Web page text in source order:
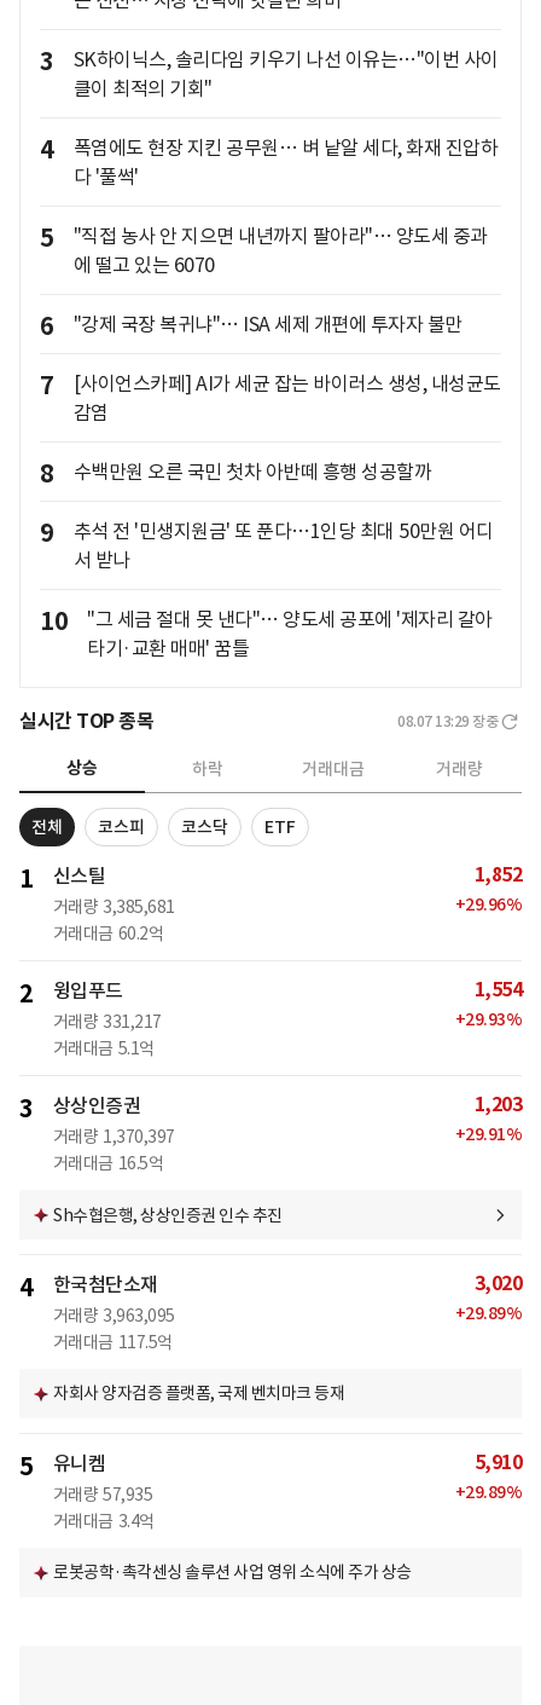
3
SK하이닉스, 솔리다임 키우기 나선 이유는…"이번 사이
클이 최적의 기회"
4
폭염에도 현장 지킨 공무원… 벼 낱알 세다, 화재 진압하
다 '풀썩'
5
"직접 농사 안 지으면 내년까지 팔아라"… 양도세 중과
에 떨고 있는 6070
6 "강제 국장 복귀냐"… ISA 세제 개편에 투자자 불만
7
[사이언스카페] AI가 세균 잡는 바이러스 생성, 내성균도
감염
8 수백만원 오른 국민 첫차 아반떼 흥행 성공할까
9
추석 전 '민생지원금' 또 푼다…1인당 최대 50만원 어디
서 받나
10
"그 세금 절대 못 낸다"… 양도세 공포에 '제자리 갈아
타기·교환 매매' 꿈틀
실시간 TOP 종목 08.07 13:29 장중
상승 하락 거래대금 거래량
전체 코스피 코스닥 ETF
1 신스틸
거래량 3,385,681
거래대금 60.2억
1,852
+29.96%
2 윙입푸드
거래량 331,217
거래대금 5.1억
1,554
+29.93%
3 상상인증권
거래량 1,370,397
거래대금 16.5억
1,203
+29.91%
Sh수협은행, 상상인증권 인수 추진
4 한국첨단소재
거래량 3,963,095
거래대금 117.5억
3,020
+29.89%
자회사 양자검증 플랫폼, 국제 벤치마크 등재
5 유니켐
거래량 57,935
거래대금 3.4억
5,910
+29.89%
로봇공학·촉각센싱 솔루션 사업 영위 소식에 주가 상승